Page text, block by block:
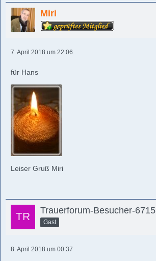
Miri
7. April 2018 um 22:06
für Hans
Leiser Gruß Miri
Trauerforum-Besucher-6715
Gast
8. April 2018 um 00:37